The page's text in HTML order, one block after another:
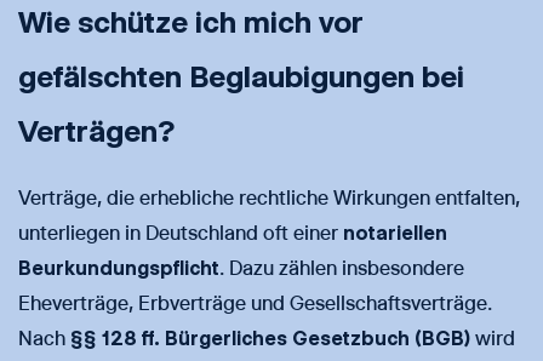
Wie schütze ich mich vor
gefälschten Beglaubigungen bei
Verträgen?
Verträge, die erhebliche rechtliche Wirkungen entfalten,
unterliegen in Deutschland oft einer notariellen
Beurkundungspflicht. Dazu zählen insbesondere
Eheverträge, Erbverträge und Gesellschaftsverträge.
Nach §§ 128 ff. Bürgerliches Gesetzbuch (BGB) wird